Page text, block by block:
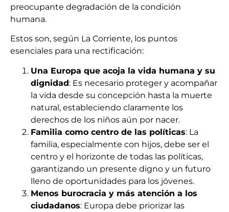
preocupante degradación de la condición
humana.
Estos son, según La Corriente, los puntos
esenciales para una rectificación:
Una Europa que acoja la vida humana y su
dignidad: Es necesario proteger y acompañar
la vida desde su concepción hasta la muerte
natural, estableciendo claramente los
derechos de los niños aún por nacer.
Familia como centro de las políticas: La
familia, especialmente con hijos, debe ser el
centro y el horizonte de todas las políticas,
garantizando un presente digno y un futuro
lleno de oportunidades para los jóvenes.
Menos burocracia y más atención a los
ciudadanos: Europa debe priorizar las